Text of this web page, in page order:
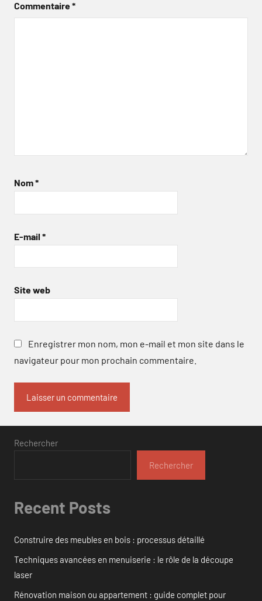
Commentaire*
Nom*
E-mail *
Site web
Enregistrer mon nom, mon e-mail et mon site dans le
navigateur pour mon prochain commentaire.
Rechercher
Rechercher
Recent Posts
Construire des meubles en bois : processus détaillé
Techniques avancées en menuiserie : le rôle de la découpe
laser
Rénovation maison ou appartement : guide complet pour